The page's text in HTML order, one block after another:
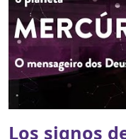
Los signos